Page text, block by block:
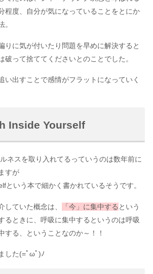
程度、自分が気になっていることをとにか
。
りに気が付いたり問題を早めに解決すると
破って捨ててくださいとのことでした。
い出すことで感情がフラットになっていく
Inside Yourself
ネスを取り入れてるっていうのは数年前に
すが
という本で細かく書かれているそうです。
していた概念は、 「今」に集中する という
るときに、呼吸に集中するというのは呼吸
する、ということなのか～！！
した(=ﾟωﾟ)ﾉ